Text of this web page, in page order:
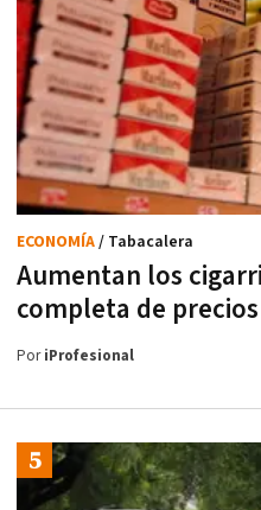
Aumentan los
completa de
ECONOMÍA/ Tabacalera
PoriProfesional